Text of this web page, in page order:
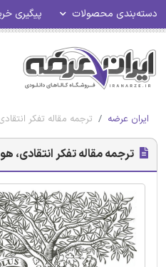
دسته‌بندی محصولات پیگیری
ایران عرضه ترجمه مقاله تفکر
ترجمه مقاله تفکر